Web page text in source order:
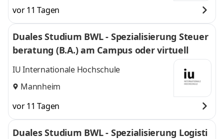
vor 11 Tagen
Duales Studium BWL - Spezialisierung Steuer
beratung (B.A.) am Campus oder virtuell
IU Internationale Hochschule
Mannheim
vor 11 Tagen
Duales Studium BWL - Spezialisierung Logisti